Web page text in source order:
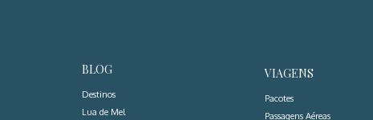
BLOG
Destinos
Lua de Mel
VIAGENS
Pacotes
Passagens Aéreas